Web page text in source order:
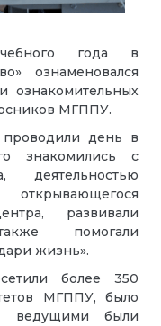
года в
ознаменовался
ознакомительных
МГППУ.
проводили день в
знакомились с
развивали
помогали
жизнь».
более 350
МГППУ, было
ведущими были